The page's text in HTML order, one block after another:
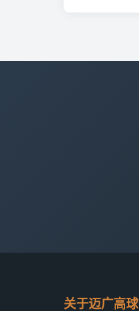
关于迈广高球